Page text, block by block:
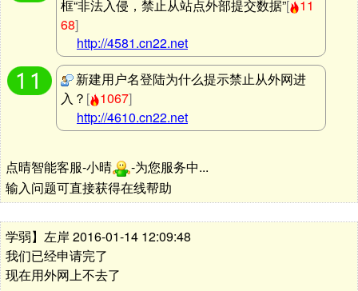
框“非法入侵，禁止从站点外部提交数据”[
11
68]
http://4581.cn22.net
新建用户名登陆为什么提示禁止从外网进
入？ [ 1067]
http://4610.cn22.net
点晴智能客服-小晴
-为您服务中...
输入问题可直接获得在线帮助
学弱】左岸 2016-01-14 12:09:48
我们已经申请完了
现在用外网上不去了